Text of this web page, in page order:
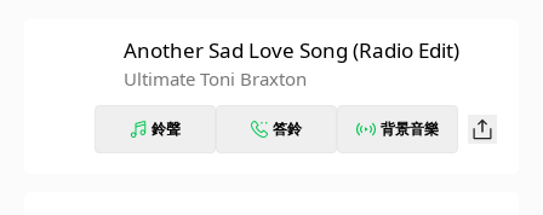
Another Sad Love Song (Radio Edit)
Ultimate Toni Braxton
鈴聲 答鈴 背景音樂